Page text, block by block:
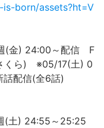
born/assets?ht=V
(金) 24:00～配信 F
くら) ※05/17(土) 0
配信(全6話)
(土) 24:55～25:25